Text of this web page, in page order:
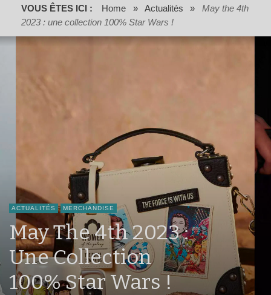
VOUS ÊTES ICI : Home » Actualités »
May the 4th
2023 : une collection 100% Star Wars !
ACTUALITÉS MERCHANDISE
May The 4th 2023 :
Une Collection
100% Star Wars !